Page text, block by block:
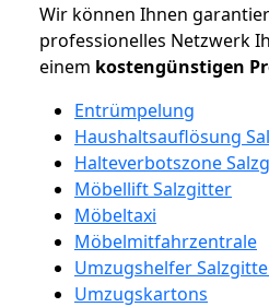
Wir können Ihnen
professionelles Netzwerk
einem kostengünstigen
Entrümpelung
Haushaltsauflösung
Halteverbotszone
Möbellift Salzgitter
Möbeltaxi
Möbelmitfahrzentrale
Umzugshelfer
Umzugskartons